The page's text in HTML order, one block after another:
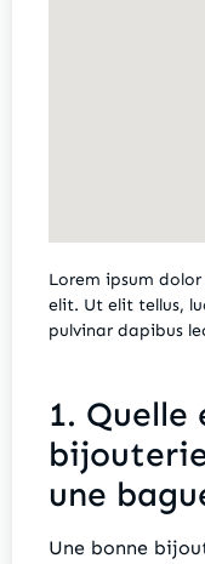
Lorem ipsum
elit. Ut elit tellus,
pulvinar dapibus
1. Quelle
une
Une bonne